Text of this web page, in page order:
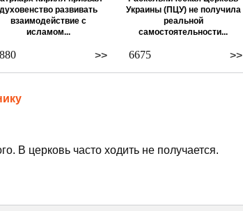
духовенство развивать
взаимодействие с
исламом...
>>
Украины (ПЦУ) не получила
реальной
самостоятельности...
>>
6675
В церковь часто ходить не получается.